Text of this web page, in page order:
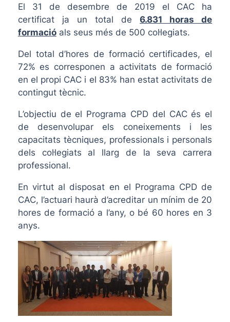
El 31 de desembre de 2019 el CAC ha
certificat ja un total de6.831 horas de
formacióals seus més de 500 col·legiats.
Del total d’hores de formació certificades, el
72% es corresponen a activitats de formació
en el propi CAC i el 83% han estat activitats de
contingut tècnic.
L’objectiu de el Programa CPD del CAC és el
de desenvolupar els coneixements i les
capacitats tècniques, professionals i personals
dels col·legiats al llarg de la seva carrera
professional.
En virtut al disposat en el Programa CPD de
CAC, l’actuari haurà d’acreditar un mínim de 20
hores de formació a l’any, o bé 60 hores en 3
anys.